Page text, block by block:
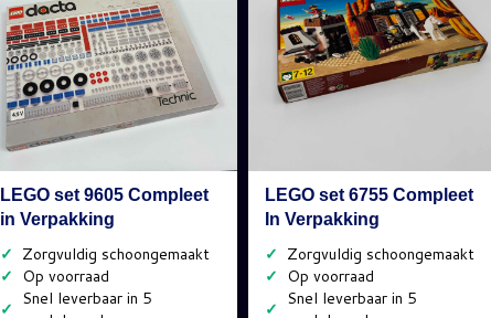
LEGO set 9605 Compleet
in Verpakking
✓
✓
✓
LEGO set 6755 Compleet
In Verpakking
✓
✓
✓